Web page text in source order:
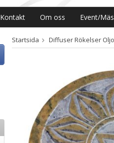
Kontakt Om oss Event/
Startsida Diffuser Rökelser